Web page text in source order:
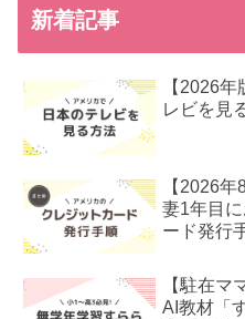
新着記事
【2026
レビを見
【2026
妻1年目
ード発行
【駐在マ
AI教材「